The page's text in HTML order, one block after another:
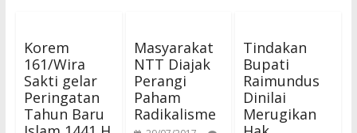
Korem
161/Wira
Sakti gelar
Peringatan
Tahun Baru
Masyarakat
NTT Diajak
Perangi
Paham
Radikalisme
Tindakan
Bupati
Raimundus
Dinilai
Merugikan